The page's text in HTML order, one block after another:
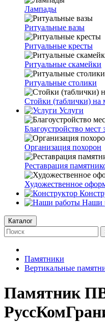
Лампады
Ритуальные вазы
Ритуальные кресты
Ритуальные скамейки
Ритуальные столики
Стойки (таблички) на
Услуги
Благоустройство мест
Организация похорон
Реставрация
Художественное
Наши
Каталог
Памятники
Вертикальные
Памятник